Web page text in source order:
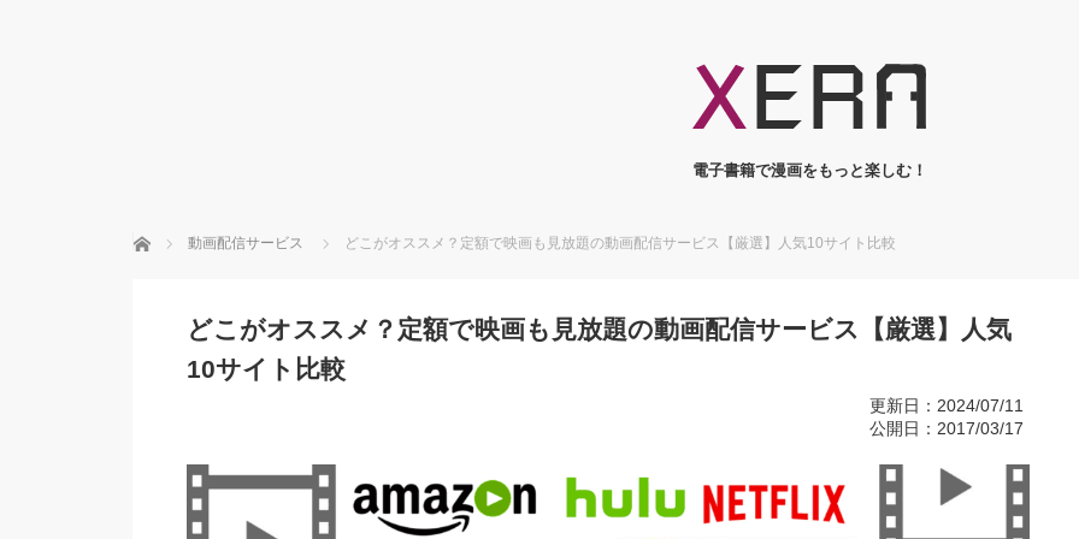
電子書籍で漫画をもっと楽しむ！
ホーム 動画配信サービス どこがオススメ？定額で映画も見放題の動画配信サービス【厳選】人気10サイト比較
どこがオススメ？定額で映画も見放題の動画配信サービス【厳選】人気
10サイト比較
更新日：2024/07/11
公開日：2017/03/17